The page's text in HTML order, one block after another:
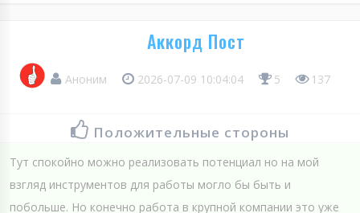
Аккорд Пост
Аноним 2026-07-09 10:04:04 5 137
Положительные стороны
Тут спокойно можно реализовать потенциал но на мой
взгляд инструментов для работы могло бы быть и
побольше. Но конечно работа в крупной компании это уже